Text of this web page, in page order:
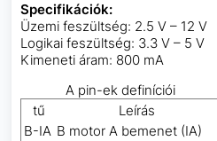
Specifikációk:
Üzemi feszültség: 2.5 V – 12 V
Logikai feszültség: 3.3 V – 5 V
Kimeneti áram: 800 mA
A pin-ek definíciói
tű
Leírás
B-IA B motor A bemenet (IA)